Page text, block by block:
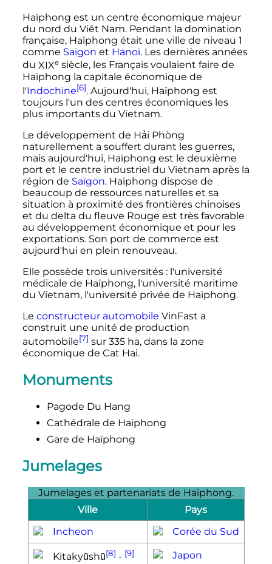
Haïphong est un centre économique majeur
du nord du Viêt Nam. Pendant la domination
française, Haïphong était une ville de niveau 1
comme Saïgon et Hanoï. Les dernières années
du XIXe siècle, les Français voulaient faire de
Haïphong la capitale économique de
l'Indochine[6]. Aujourd'hui, Haïphong est
toujours l'un des centres économiques les
plus importants du Vietnam.
Le développement de Hải Phòng
naturellement a souffert durant les guerres,
mais aujourd'hui, Haïphong est le deuxième
port et le centre industriel du Vietnam après la
région de Saïgon. Haïphong dispose de
beaucoup de ressources naturelles et sa
situation à proximité des frontières chinoises
et du delta du fleuve Rouge est très favorable
au développement économique et pour les
exportations. Son port de commerce est
aujourd'hui en plein renouveau.
Elle possède trois universités : l'université
médicale de Haïphong, l'université maritime
du Vietnam, l'université privée de Haïphong.
Le constructeur automobile VinFast a
construit une unité de production
automobile[7] sur 335 ha, dans la zone
économique de Cat Hai.
Monuments
Pagode Du Hang
Cathédrale de Haïphong
Gare de Haïphong
Jumelages
Jumelages et partenariats de Haïphong.
Ville
Pays
Incheon
Corée du Sud
Kitakyūshū[8] - [9]
Japon